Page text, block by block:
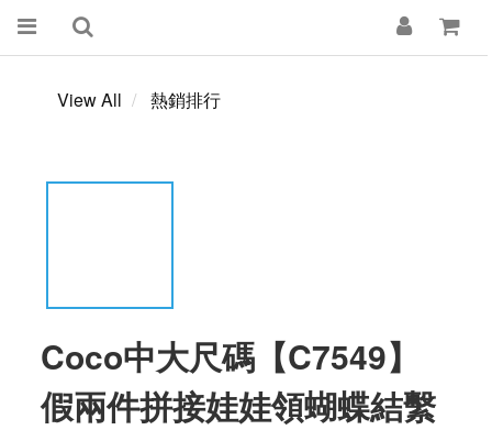
View All 熱銷排行
Coco中大尺碼【C7549】
假兩件拼接娃娃領蝴蝶結繫